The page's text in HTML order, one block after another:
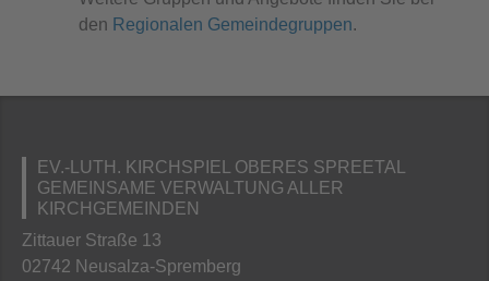
den Regionalen Gemeindegruppen.
EV.-LUTH. KIRCHSPIEL OBERES SPREETAL
GEMEINSAME VERWALTUNG ALLER
KIRCHGEMEINDEN
Zittauer Straße 13
02742 Neusalza-Spremberg